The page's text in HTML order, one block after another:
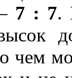
7 : 7.
чем